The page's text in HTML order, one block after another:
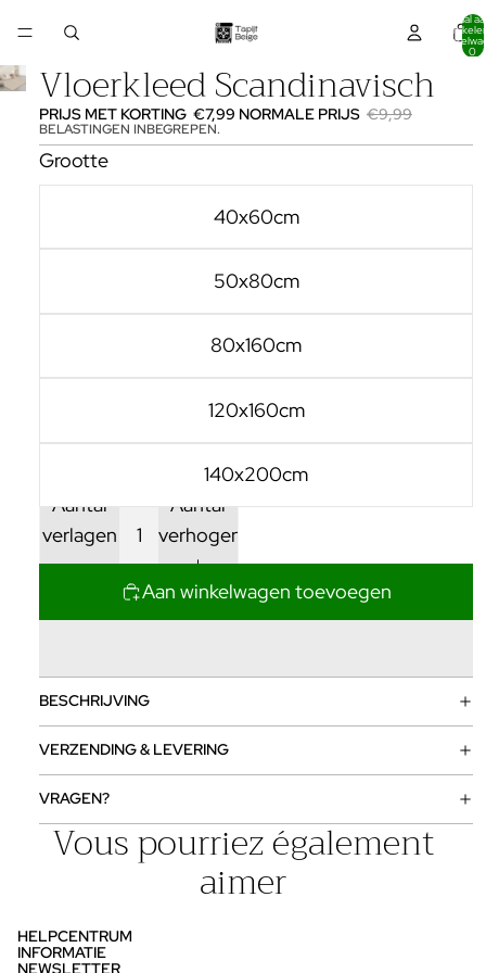
Totaal
0
Vloerkleed Scandinavisch
PRIJS MET KORTING €7,99 NORMALE PRIJS €9,99
BELASTINGEN INBEGREPEN.
Grootte
40x60cm
50x80cm
80x160cm
120x160cm
140x200cm
Aantal
verlagen
Aantal
verhogen
Aan winkelwagen toevoegen
BESCHRIJVING
VERZENDING & LEVERING
VRAGEN?
Vous pourriez également
aimer
HELPCENTRUM
INFORMATIE
NEWSLETTER